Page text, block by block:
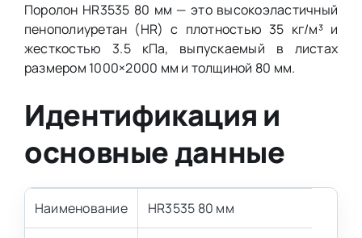
Поролон HR3535 80 мм — это высокоэластичный
пенополиуретан (HR) с плотностью 35 кг/м³ и
жесткостью 3.5 кПа, выпускаемый в листах
размером 1000×2000 мм и толщиной 80 мм.
Идентификация и
основные данные
Наименование HR3535 80 мм